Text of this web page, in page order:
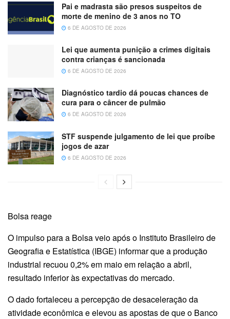
Pai e madrasta são presos suspeitos de
morte de menino de 3 anos no TO
6 DE AGOSTO DE 2026
Lei que aumenta punição a crimes digitais
contra crianças é sancionada
6 DE AGOSTO DE 2026
Diagnóstico tardio dá poucas chances de
cura para o câncer de pulmão
6 DE AGOSTO DE 2026
STF suspende julgamento de lei que proíbe
jogos de azar
6 DE AGOSTO DE 2026
Bolsa reage
O impulso para a Bolsa veio após o Instituto Brasileiro de
Geografia e Estatística (IBGE) informar que a produção
industrial recuou 0,2% em maio em relação a abril,
resultado inferior às expectativas do mercado.
O dado fortaleceu a percepção de desaceleração da
atividade econômica e elevou as apostas de que o Banco